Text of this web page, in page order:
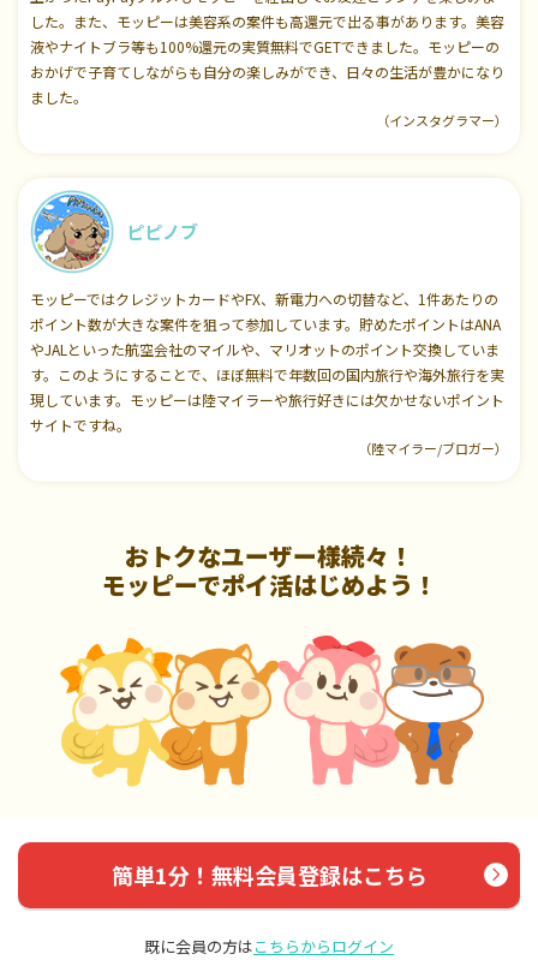
した。また、モッピーは美容系の案件も高還元で出る事があります。美容
液やナイトブラ等も100%還元の実質無料でGETできました。モッピーの
おかげで子育てしながらも自分の楽しみができ、日々の生活が豊かになり
ました。
（インスタグラマー）
ピピノブ
モッピーではクレジットカードやFX、新電力への切替など、1件あたりの
ポイント数が大きな案件を狙って参加しています。貯めたポイントはANA
やJALといった航空会社のマイルや、マリオットのポイント交換していま
す。このようにすることで、ほぼ無料で年数回の国内旅行や海外旅行を実
現しています。モッピーは陸マイラーや旅行好きには欠かせないポイント
サイトですね。
（陸マイラー/ブロガー）
おトクなユーザー様続々！
モッピーでポイ活はじめよう！
簡単1分！無料会員登録はこちら
既に会員の方はこちらからログイン